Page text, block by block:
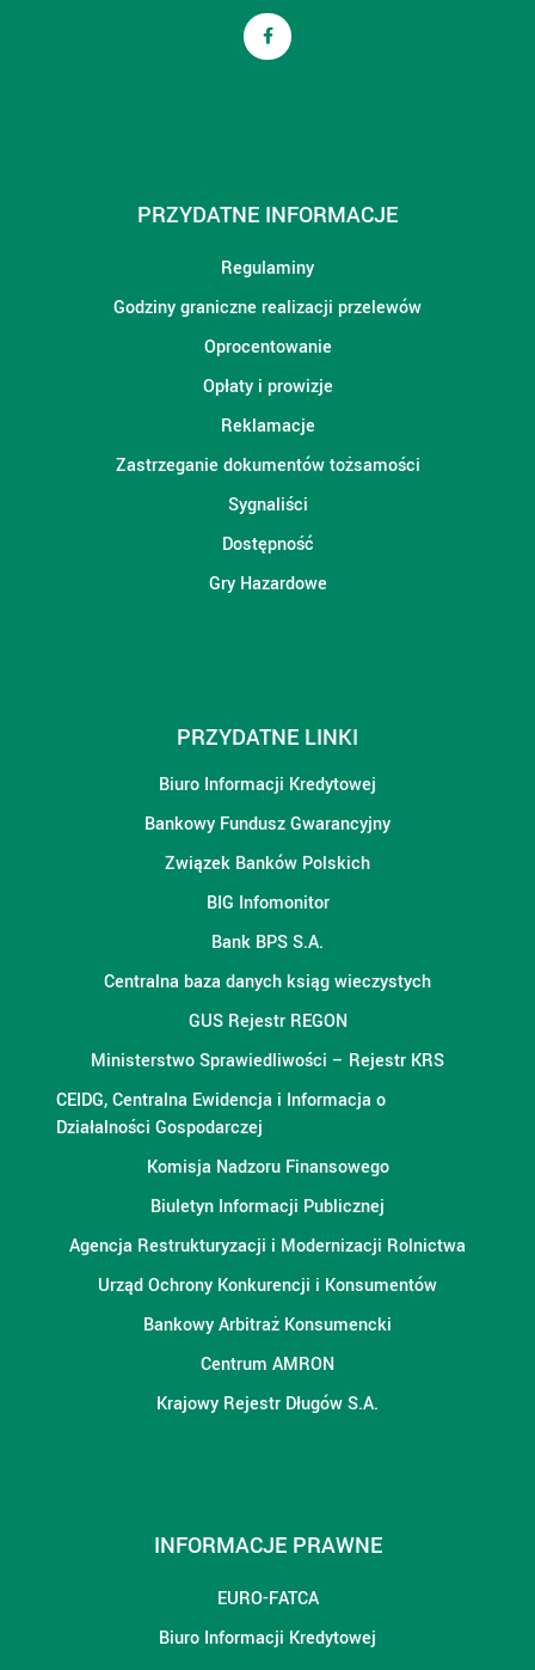
PRZYDATNE INFORMACJE
Regulaminy
Godziny graniczne realizacji przelewów
Oprocentowanie
Opłaty i prowizje
Reklamacje
Zastrzeganie dokumentów tożsamości
Sygnaliści
Dostępność
Gry Hazardowe
PRZYDATNE LINKI
Biuro Informacji Kredytowej
Bankowy Fundusz Gwarancyjny
Związek Banków Polskich
BIG Infomonitor
Bank BPS S.A.
Centralna baza danych ksiąg wieczystych
GUS Rejestr REGON
Ministerstwo Sprawiedliwości – Rejestr KRS
CEIDG, Centralna Ewidencja i Informacja o
Działalności Gospodarczej
Komisja Nadzoru Finansowego
Biuletyn Informacji Publicznej
Agencja Restrukturyzacji i Modernizacji Rolnictwa
Urząd Ochrony Konkurencji i Konsumentów
Bankowy Arbitraż Konsumencki
Centrum AMRON
Krajowy Rejestr Długów S.A.
INFORMACJE PRAWNE
EURO-FATCA
Biuro Informacji Kredytowej